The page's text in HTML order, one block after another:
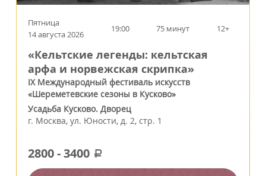
Пятница
14 августа 2026
19:00 75 минут 12+
«Кельтские легенды: кельтская
арфа и норвежская скрипка»
IX Международный фестиваль искусств
«Шереметевские сезоны в Кусково»
Усадьба Кусково. Дворец
г. Москва, ул. Юности, д. 2, стр. 1
2800-3400 a